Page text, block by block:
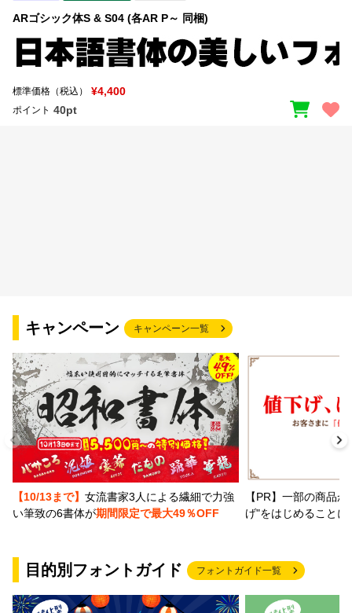
マイページ
お気に入り
宋朝体
教科書体 行書体
文字種類
価格帯
〜
リセット
ARゴシック体S & S04 (各AR P～ 同梱)
標準価格（税込） ¥4,400
ポイント 40pt
キャンペーン キャンペーン一覧
【10/13まで】 女流書家3人による繊細で力強
い筆致の6書体が期間限定で最大49％OFF
【PR】一部の商品
げ"をはじめること
目的別フォントガイド フォントガイド一覧